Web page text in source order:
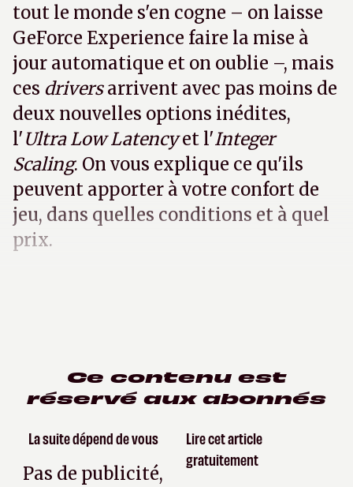
tout le monde s'en cogne – on laisse
GeForce Experience faire la mise à
jour automatique et on oublie –, mais
ces driversarrivent avec pas moins de
deux nouvelles options inédites,
l'Ultra Low Latencyet l'Integer
Scaling. On vous explique ce qu'ils
peuvent apporter à votre confort de
jeu, dans quelles conditions et à quel
prix.
Ce contenu est
réservé aux abonnés
La suite dépend de vous
Pas de publicité,
Lire cet article
gratuitement